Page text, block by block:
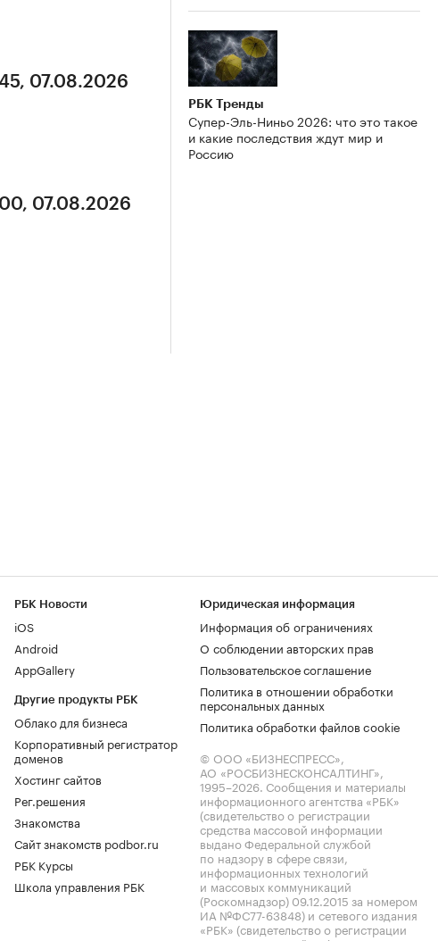
07.08.2026
07.08.2026
РБК Тренды
Супер-Эль-Ниньо 2026: что это такое
и какие последствия ждут мир и
Россию
РБК Новости
iOS
Android
AppGallery
Другие продукты РБК
Облако для бизнеса
Корпоративный регистратор
доменов
Хостинг сайтов
Рег.решения
Знакомства
Сайт знакомств podbor.ru
РБК Курсы
Школа управления РБК
Юридическая информация
Информация об ограничениях
О соблюдении авторских прав
Пользовательское соглашение
Политика в отношении обработки
персональных данных
Политика обработки файлов cookie
© ООО «БИЗНЕСПРЕСС»,
АО «РОСБИЗНЕСКОНСАЛТИНГ»,
1995–2026. Сообщения и материалы
информационного агентства «РБК»
(свидетельство о регистрации
средства массовой информации
выдано Федеральной службой
по надзору в сфере связи,
информационных технологий
и массовых коммуникаций
(Роскомнадзор) 09.12.2015 за номером
ИА №ФС77-63848) и сетевого издания
«РБК» (свидетельство о регистрации